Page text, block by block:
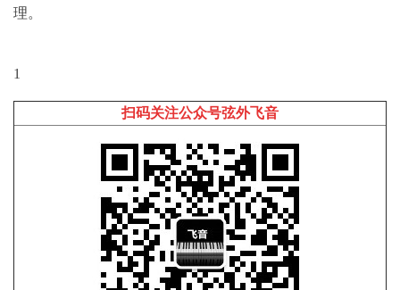
理。
1
扫码关注公众号弦外飞音